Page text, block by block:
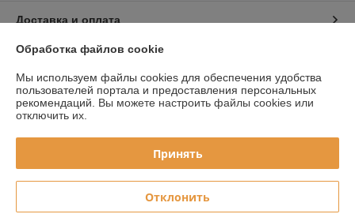
Доставка и оплата
График работы
Полная версия сайта
Сайт создан на платформе Deal.by
Обработка файлов cookie
Мы используем файлы cookies для обеспечения удобства
пользователей портала и предоставления персональных
рекомендаций. Вы можете настроить файлы cookies или
отключить их.
Принять
Отклонить